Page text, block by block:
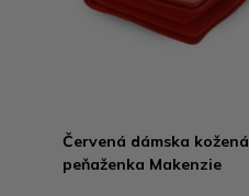
Červená dámska kožená
peňaženka Makenzie